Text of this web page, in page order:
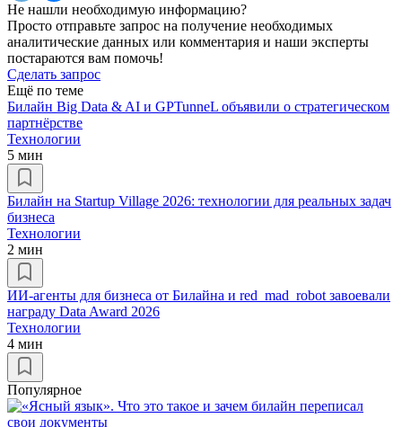
Не нашли необходимую информацию?
Просто отправьте запрос на получение необходимых
аналитические данных или комментария и наши эксперты
постараются вам помочь!
Сделать запрос
Ещё по теме
Билайн Big Data & AI и GPTunneL объявили о стратегическом
партнёрстве
Технологии
5 мин
Билайн на Startup Village 2026: технологии для реальных задач
бизнеса
Технологии
2 мин
ИИ-агенты для бизнеса от Билайна и red_mad_robot завоевали
награду Data Award 2026
Технологии
4 мин
Популярное